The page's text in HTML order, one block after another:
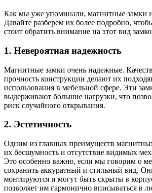
Как мы уже упоминали, магнитные замки
Давайте разберем их более подробно,
стоит обратить внимание на этот вид
1. Невероятная надежность
Магнитные замки очень надежные.
прочность конструкции делают их
использования в мебельной сфере. Эти
выдерживают большие нагрузки, что
риск случайного открывания.
2. Эстетичность
Одним из главных преимуществ магнитных
их бесшумность и отсутствие видимых
Это особенно важно, если мы говорим о
сохранить аккуратный и стильный вид.
монтируются и могут быть скрыты в
позволяет им гармонично вписываться в